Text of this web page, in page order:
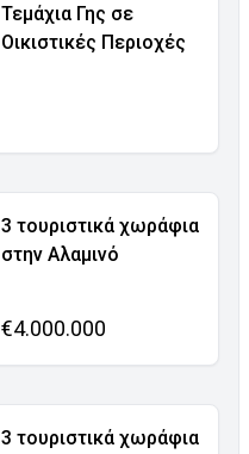
Τεμάχια Γης σε
Οικιστικές Περιοχές
3 τουριστικά χωράφια
στην Αλαμινό
€4.000.000
3 τουριστικά χωράφια